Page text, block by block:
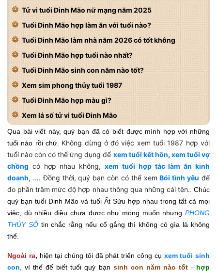
Tử vi tuổi Đinh Mão nữ mạng năm 2025
Tuổi Đinh Mão hợp làm ăn với tuổi nào?
Tuổi Đinh Mão làm nhà năm 2026 có tốt không
Tuổi Đinh Mão hợp tuổi nào nhất?
Tuổi Đinh Mão sinh con năm nào tốt?
Xem sim phong thủy tuổi 1987
Tuổi Đinh Mão hợp màu gì?
Xem lá số tử vi tuổi Đinh Mão
Qua bài viết này, quý bạn đã có biết được mình hợp với những
tuổi nào rồi chứ. Không dừng ở đó việc xem tuổi 1987 hợp với
tuổi nào còn có thể ứng dụng để xem tuổi kết hôn, xem tuổi vợ
chồng có hợp nhau không,xem tuổi hợp tác làm ăn kinh
doanh, …. Đồng thời, quý bạn còn có thể xemBói tình yêu để
đo phần trăm mức độ hợp nhau thông qua những cái tên.. Chúc
quý bạn tuổi Đinh Mão và tuổi Ất Sửu hợp nhau trong tất cả mọi
việc, dù nhiều điều chưa được như mong muốn nhưng PHONG
THỦY SỐtin chắc rằng nếu cố gắng thì không có gìa là không
thể.
Ngoài ra, hiện tại chúng tôi đã phát triển công cụ xem tuổi sinh
con, vì thế để biết tuổi quý bạn sinh con năm nào tốt- hợp